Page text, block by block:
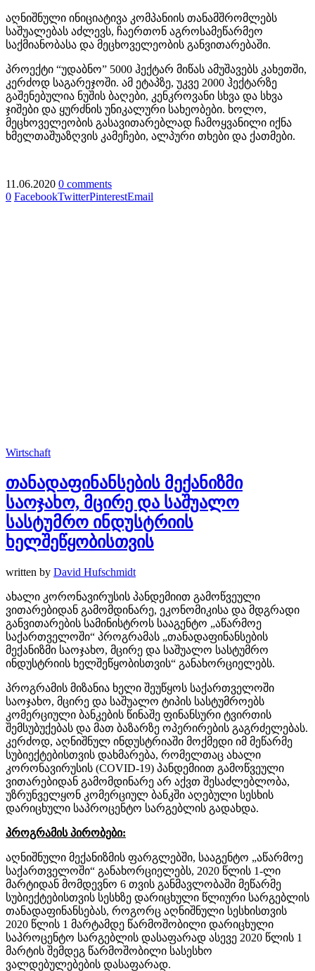
აღნიშნული ინიციატივა კომპანიის თანამშრომლებს
საშუალებას აძლევს, ჩაერთონ აგროსამეწარმეო
საქმიანობასა და მეცხოველეობის განვითარებაში.
პროექტი “უდაბნო” 5000 ჰექტარ მიწას ამუშავებს კახეთში,
კერძოდ საგარეჯოში. ამ ეტაპზე, უკვე 2000 ჰექტარზე
გაშენებულია ნუშის ბაღები, კენკროვანი სხვა და სხვა
ჯიშები და ყურძნის უნიკალური სახეობები. ხოლო,
მეცხოველეობის გასავითარებლად ჩამოყვანილი იქნა
ხმელთაშუაზღვის კამეჩები, ალპური თხები და ქათმები.
11.06.2020 0 comments
0 FacebookTwitterPinterestEmail
Wirtschaft
თანადაფინანსების მექანიზმი
საოჯახო, მცირე და საშუალო
სასტუმრო ინდუსტრიის
ხელშეწყობისთვის
written by David Hufschmidt
ახალი კორონავირუსის პანდემიით გამოწვეული
ვითარებიდან გამომდინარე, ეკონომიკისა და მდგრადი
განვითარების სამინისტროს სააგენტო „აწარმოე
საქართველოში“ პროგრამას „თანადაფინანსების
მექანიზმი საოჯახო, მცირე და საშუალო სასტუმრო
ინდუსტრიის ხელშეწყობისთვის“ განახორციელებს.
პროგრამის მიზანია ხელი შეუწყოს საქართველოში
საოჯახო, მცირე და საშუალო ტიპის სასტუმროებს
კომერციული ბანკების წინაშე ფინანსური ტვირთის
შემსუბუქებას და მათ ბაზარზე ოპერირების გაგრძელებას.
კერძოდ, აღნიშნულ ინდუსტრიაში მოქმედი იმ მეწარმე
სუბიექტებისთვის დახმარება, რომელთაც ახალი
კორონავირუსის (COVID-19) პანდემიით გამოწვეული
ვითარებიდან გამომდინარე არ აქვთ შესაძლებლობა,
უზრუნველყონ კომერციულ ბანკში აღებული სესხის
დარიცხული საპროცენტო სარგებლის გადახდა.
პროგრამის პირობები:
აღნიშნული მექანიზმის ფარგლებში, სააგენტო „აწარმოე
საქართველოში“ განახორციელებს, 2020 წლის 1-ლი
მარტიდან მომდევნო 6 თვის განმავლობაში მეწარმე
სუბიექტებისთვის სესხზე დარიცხული წლიური სარგებლის
თანადაფინანსებას, როგორც აღნიშნული სესხისთვის
2020 წლის 1 მარტამდე წარმოშობილი დარიცხული
საპროცენტო სარგებლის დასაფარად ასევე 2020 წლის 1
მარტის შემდეგ წარმოშობილი სასესხო
ვალდებულებების დასაფარად.